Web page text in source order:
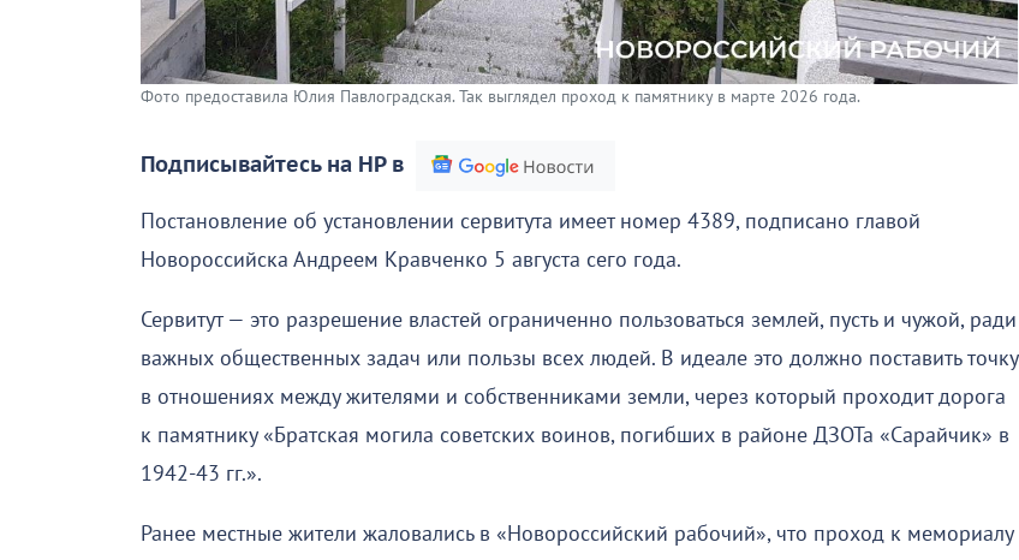
Фото предоставила Юлия Павлоградская. Так выглядел проход к памятнику в марте 2026 года.
Подписывайтесь на НР в
Постановление об установлении сервитута имеет номер 4389, подписано главой
Новороссийска Андреем Кравченко 5 августа сего года.
Сервитут — это разрешение властей ограниченно пользоваться землей, пусть и чужой, ради
важных общественных задач или пользы всех людей. В идеале это должно поставить точку
в отношениях между жителями и собственниками земли, через который проходит дорога
к памятнику «Братская могила советских воинов, погибших в районе ДЗОТа «Сарайчик» в
1942-43 гг.».
Ранее местные жители жаловались в «Новороссийский рабочий», что проход к мемориалу